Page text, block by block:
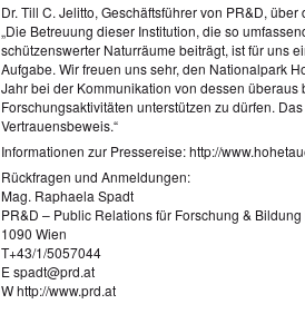
Dr. Till C. Jelitto, Geschäftsführer von PR&D,
„Die Betreuung dieser Institution, die so
schützenswerter Naturräume beiträgt, ist für uns
Aufgabe. Wir freuen uns sehr, den Nationalpark
Jahr bei der Kommunikation von dessen überaus
Forschungsaktivitäten unterstützen zu dürfen.
Vertrauensbeweis.“
Informationen zur Pressereise: http://
Rückfragen und Anmeldungen:
Mag. Raphaela Spadt
PR&D – Public Relations für Forschung &
1090 Wien
T+43/1/5057044
E spadt@prd.at
W http://www.prd.at